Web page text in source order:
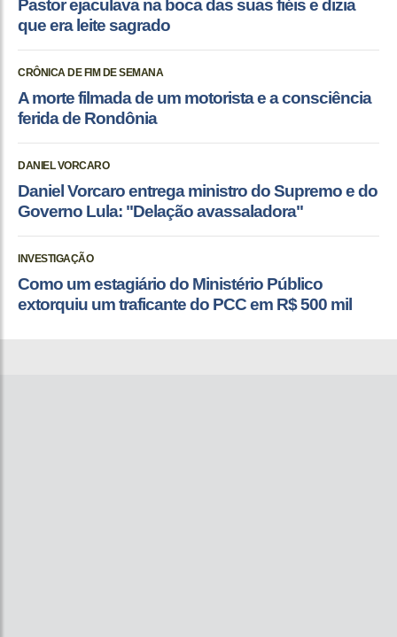
Pastor ejaculava na boca das suas fiéis e dizia
que era leite sagrado
CRÔNICA DE FIM DE SEMANA
A morte filmada de um motorista e a consciência
ferida de Rondônia
DANIEL VORCARO
Daniel Vorcaro entrega ministro do Supremo e do
Governo Lula: "Delação avassaladora"
INVESTIGAÇÃO
Como um estagiário do Ministério Público
extorquiu um traficante do PCC em R$ 500 mil